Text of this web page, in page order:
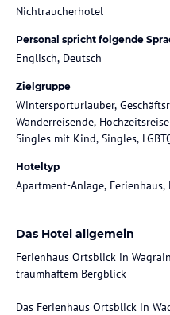
Nichtraucherhotel
Personal spricht folgende
Englisch, Deutsch
Zielgruppe
Wintersporturlauber,
Wanderreisende,
Singles mit Kind, Singles,
Hoteltyp
Apartment-Anlage,
Das Hotel allgemein
Ferienhaus Ortsblick in
traumhaftem Bergblick
Das Ferienhaus Ortsblick in